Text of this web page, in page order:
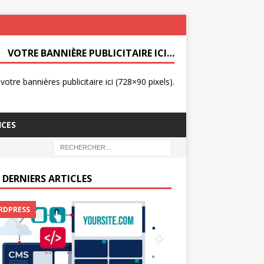
VOTRE BANNIÈRE PUBLICITAIRE ICI…
bannières publicitaire ici (728×90 pixels).
ARTICLES